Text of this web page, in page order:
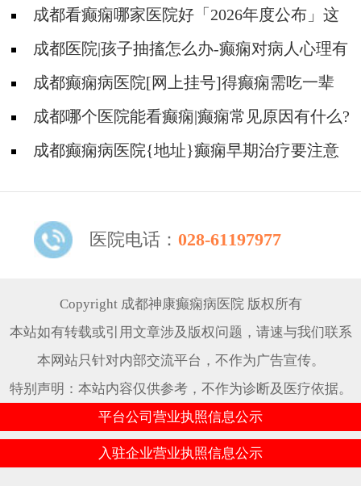
成都看癫痫哪家医院好「2026年度公布」这
些遗传病可能伴有癫痫发生
成都医院|孩子抽搐怎么办-癫痫对病人心理有
影响吗?
成都癫痫病医院[网上挂号]得癫痫需吃一辈
子药吗?
成都哪个医院能看癫痫|癫痫常见原因有什么?
成都癫痫病医院{地址}癫痫早期治疗要注意
医院电话： 028-61197977
Copyright 成都神康癫痫病医院 版权所有
本站如有转载或引用文章涉及版权问题，请速与我们联系
本网站只针对内部交流平台，不作为广告宣传。
特别声明：本站内容仅供参考，不作为诊断及医疗依据。
平台公司营业执照信息公示
入驻企业营业执照信息公示